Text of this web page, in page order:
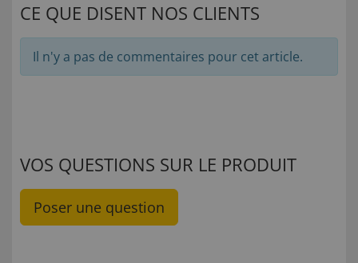
CE QUE DISENT NOS CLIENTS
Il n'y a pas de commentaires pour cet article.
VOS QUESTIONS SUR LE PRODUIT
Poser une question